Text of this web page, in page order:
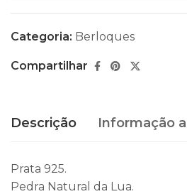
Categoria: Berloques
Compartilhar
Descrição Informação
Prata 925.
Pedra Natural da Lua.